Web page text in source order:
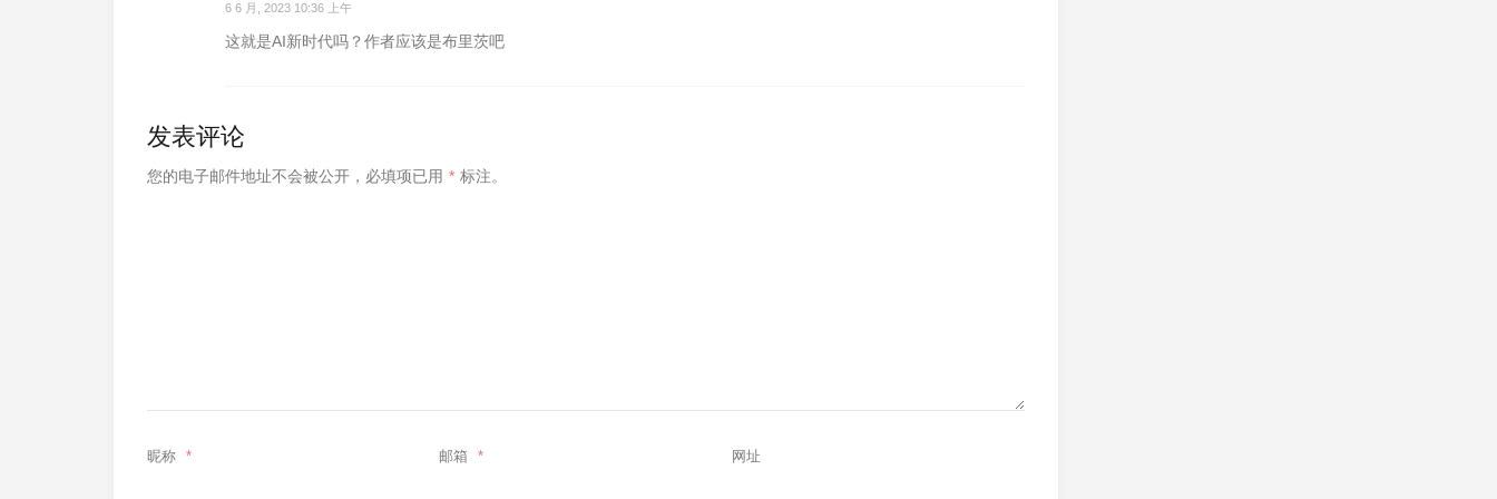
6 6 月, 2023 10:36 上午
这就是AI新时代吗？作者应该是布里茨吧
发表评论
您的电子邮件地址不会被公开， 必填项已用 * 标注。
昵称 * 邮箱 * 网址